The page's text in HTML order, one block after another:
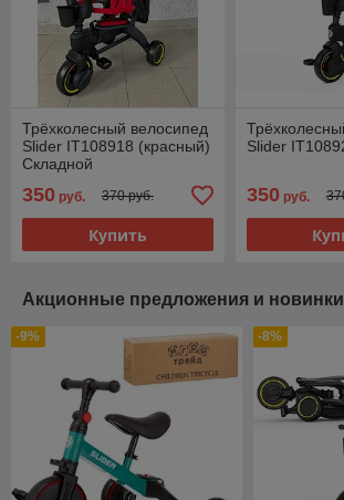
Трёхколесный велосипед
Slider IT108918 (красный)
Складной
350 руб. 370 руб.
Купить
Slider
350 руб.
Акционные предложения и новинки
-9% -8%